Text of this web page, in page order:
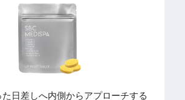
日差しへ内側からアプローチする